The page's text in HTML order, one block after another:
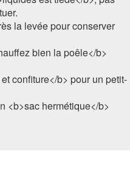
la levée pour conserver
bien la poêle</b>
confiture</b> pour un petit-
<b>sac hermétique</b>